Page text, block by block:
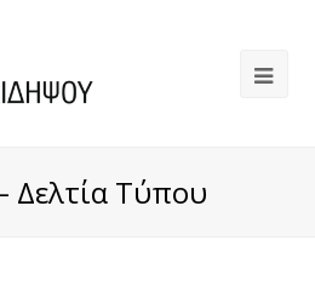
Δελτία Τύπου